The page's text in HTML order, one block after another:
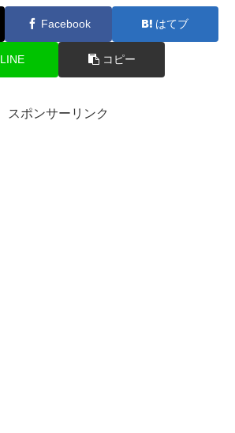
Facebook はてブ
LINE コピー
スポンサーリンク